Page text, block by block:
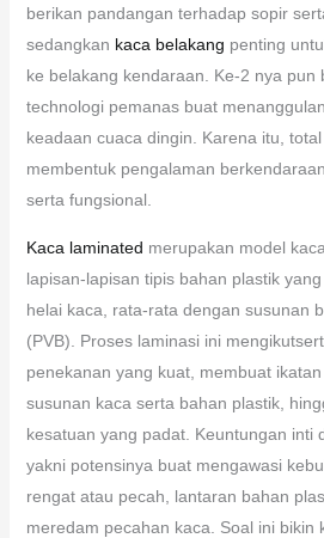
berikan pandangan terhadap sopir
sedangkan kaca belakang penting
ke belakang kendaraan. Ke-2 nya pun
technologi pemanas buat
keadaan cuaca dingin. Karena itu,
membentuk pengalaman
serta fungsional.
Kaca laminated merupakan model
lapisan-lapisan tipis bahan plastik
helai kaca, rata-rata dengan susunan
(PVB). Proses laminasi ini
penekanan yang kuat, membuat
susunan kaca serta bahan plastik,
kesatuan yang padat. Keuntungan inti
yakni potensinya buat mengawasi
rengat atau pecah, lantaran bahan
meredam pecahan kaca. Soal ini bikin